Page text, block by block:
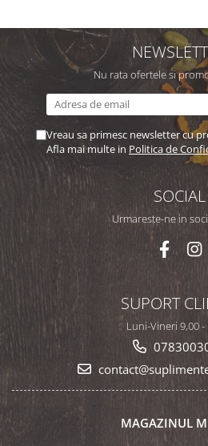
Nu rata ofertele si
Vreau sa primesc newsletter cu
Afla mai multe in Politica de
SOCIAL
Urmareste-ne in
SUPORT
Luni-Vineri 9,00 -
MAGAZINUL